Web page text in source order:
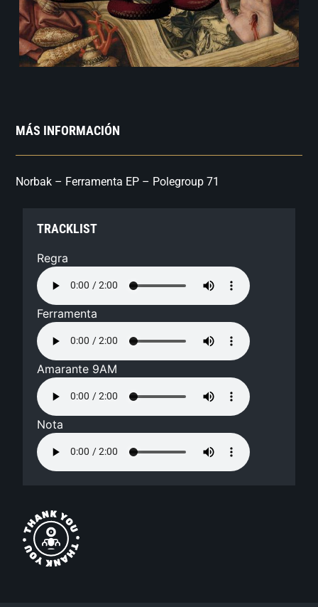
MÁS INFORMACIÓN
Norbak – Ferramenta EP – Polegroup 71
TRACKLIST
Regra
Ferramenta
Amarante 9AM
Nota